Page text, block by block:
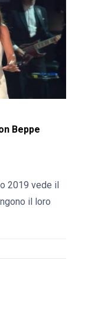
Beppe
2019 vede il
il loro